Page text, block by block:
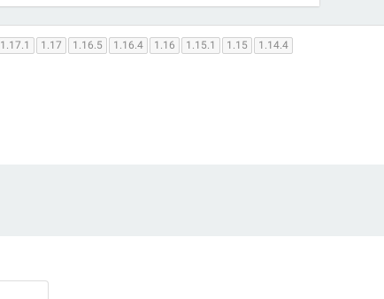
1.17.1 1.17 1.16.5 1.16.4 1.16 1.15.1 1.15
1.14.4